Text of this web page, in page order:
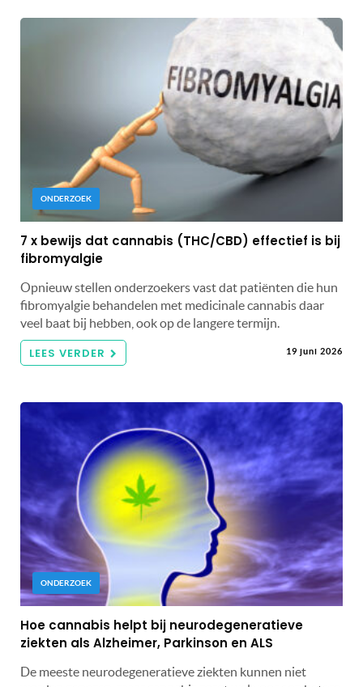
ONDERZOEK
7 x bewijs dat cannabis (THC/CBD) effectief is bij
fibromyalgie
Opnieuw stellen onderzoekers vast dat patiënten die hun
fibromyalgie behandelen met medicinale cannabis daar
veel baat bij hebben, ook op de langere termijn.
LEES VERDER 19 juni 2026
ONDERZOEK
Hoe cannabis helpt bij neurodegeneratieve
ziekten als Alzheimer, Parkinson en ALS
De meeste neurodegeneratieve ziekten kunnen niet